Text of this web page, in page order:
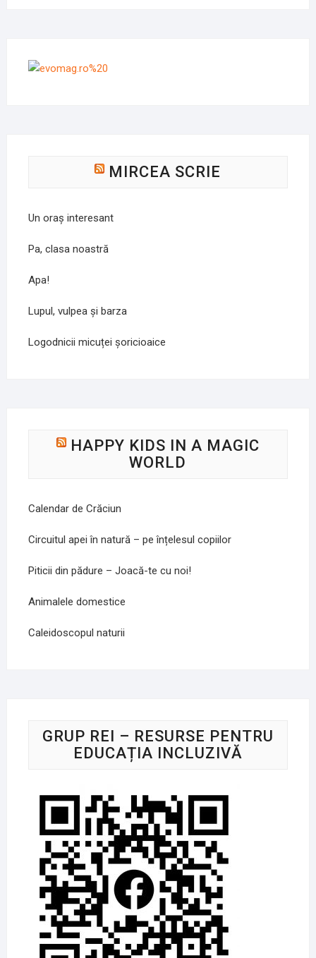
MIRCEA SCRIE
Un oraș interesant
Pa, clasa noastră
Apa!
Lupul, vulpea și barza
Logodnicii micuței șoricioaice
HAPPY KIDS IN A MAGIC
WORLD
Calendar de Crăciun
Circuitul apei în natură – pe înțelesul copiilor
Piticii din pădure – Joacă-te cu noi!
Animalele domestice
Caleidoscopul naturii
GRUP REI – RESURSE PENTRU
EDUCAȚIA INCLUZIVĂ